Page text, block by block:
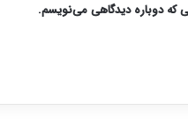
که دوباره دیدگاهی می‌نویسم.